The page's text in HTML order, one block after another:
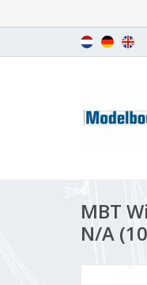
MBT
N/A